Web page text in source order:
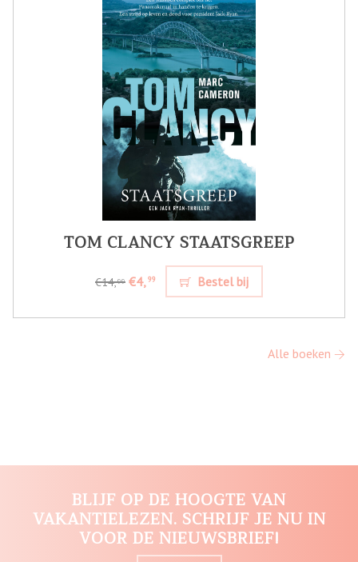
TOM CLANCY STAATSGREEP
€14,99 €4,99 Bestel bij
Alle boeken
BLIJF OP DE HOOGTE VAN
VAKANTIELEZEN. SCHRIJF JE NU IN
VOOR DE NIEUWSBRIEF!